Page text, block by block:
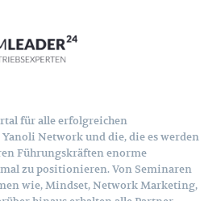
für alle erfolgreichen
Network und die, die es werden
Führungskräften enorme
zu positionieren. Von Seminaren
wie, Mindset, Network Marketing,